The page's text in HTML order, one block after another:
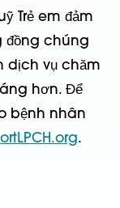
Trẻ em đảm
đồng chúng
dịch vụ chăm
hơn. Để
bệnh nhân
.